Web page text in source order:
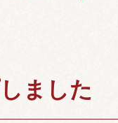
ました